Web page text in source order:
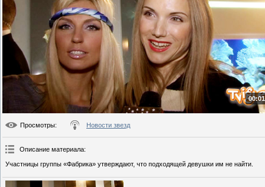
Просмотры: Новости звезд
Описание материала:
Участницы группы «Фабрика» утверждают, что подходящей девушки им не найти.